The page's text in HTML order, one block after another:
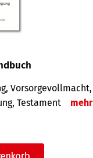
Vorsorgevollmacht,
Testament
mehr